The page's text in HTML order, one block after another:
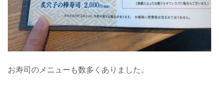
お寿司のメニューも数多くありました。